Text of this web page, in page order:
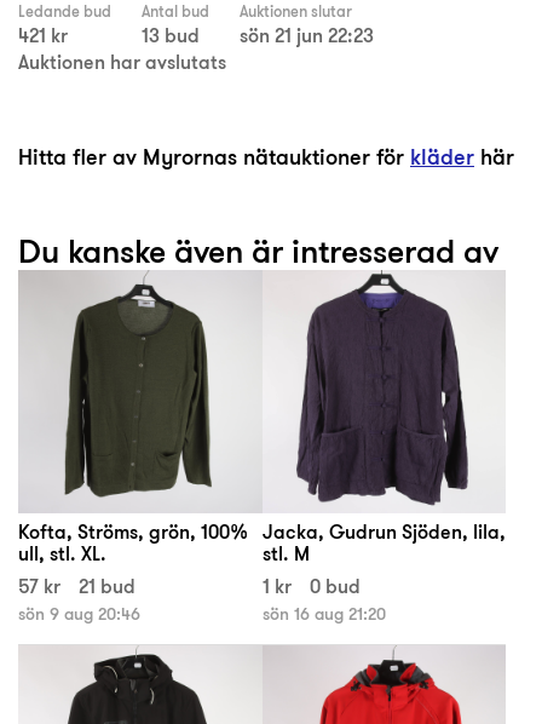
Ledande bud
421 kr
Antal bud
13 bud
Auktionen slutar
sön 21 jun 22:23
Auktionen har avslutats
Hitta fler av Myrornas nätauktioner för kläder här
Du kanske även är intresserad av
Kofta, Ströms, grön, 100%
ull, stl. XL.
57 kr
21 bud
sön 9 aug 20:46
Jacka, Gudrun Sjöden, lila,
stl. M
1 kr
0 bud
sön 16 aug 21:20